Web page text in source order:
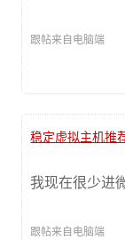
跟帖来自电脑端
稳定虚拟主机推
我现在很少进
跟帖来自电脑端